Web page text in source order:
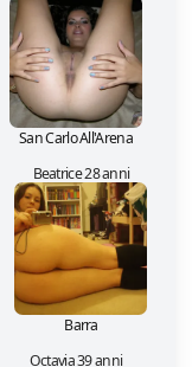
San Carlo All'Arena
Beatrice 28 anni
Barra
Octavia 39 anni